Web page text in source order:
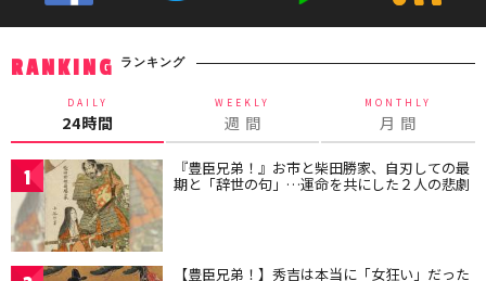
RANKING ランキング
DAILY
24時間
WEEKLY
週 間
MONTHLY
月 間
1 『豊臣兄弟！』お市と柴田勝家、自刃しての最
期と「辞世の句」…運命を共にした２人の悲劇
【豊臣兄弟！】秀吉は本当に「女狂い」だった